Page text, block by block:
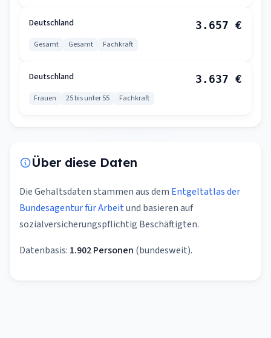
Deutschland 3.657 €
Gesamt Gesamt Fachkraft
Deutschland 3.637 €
Frauen 25 bis unter 55 Fachkraft
Über diese Daten
Die Gehaltsdaten stammen aus dem Entgeltatlas der
Bundesagentur für Arbeitund basieren auf
sozialversicherungspflichtig Beschäftigten.
Datenbasis: 1.902 Personen (bundesweit).